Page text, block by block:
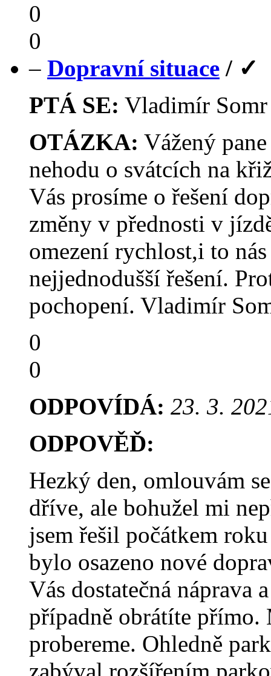
0
0
– Dopravní situace / ✓
PTÁ SE: Vladimír
OTÁZKA: Vážený
nehodu o svátcích na
Vás prosíme o řešení
změny v přednosti v
omezení rychlost,i to
nejjednodušší řešení.
pochopení. Vladimír
0
0
ODPOVÍDÁ: 23. 3.
ODPOVĚĎ:
Hezký den, omlouvám
dříve, ale bohužel mi
jsem řešil počátkem
bylo osazeno nové
Vás dostatečná náprava
případně obrátíte přímo.
probereme. Ohledně